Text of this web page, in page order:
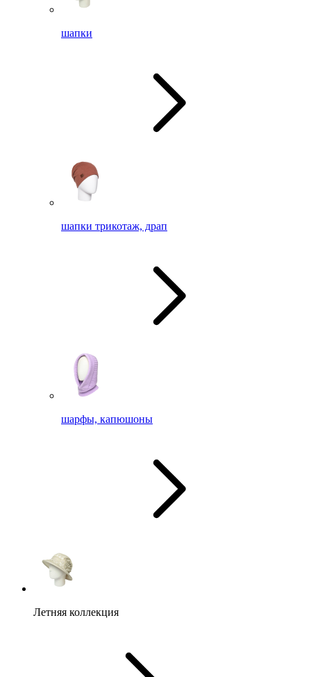
шапки
шапки трикотаж, драп
шарфы, капюшоны
Летняя коллекция